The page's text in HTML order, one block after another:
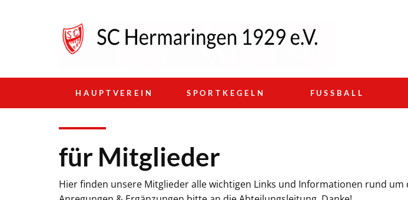
HAUPTVEREIN SPORTKEGELN FUSSBALL
für Mitglieder
Hier finden unsere Mitglieder alle wichtigen Links und Informationen rund um